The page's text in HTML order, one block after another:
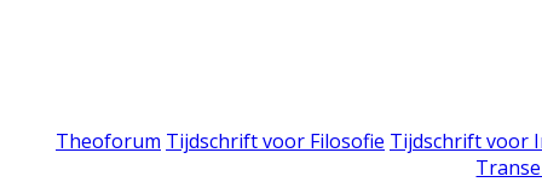
Theoforum Tijdschrift voor Filosofie Tijdschrift voor